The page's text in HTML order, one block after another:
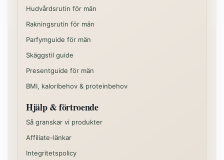
Hudvårdsrutin för män
Rakningsrutin för män
Parfymguide för män
Skäggstil guide
Presentguide för män
BMI, kaloribehov & proteinbehov
Hjälp & förtroende
Så granskar vi produkter
Affiliate-länkar
Integritetspolicy